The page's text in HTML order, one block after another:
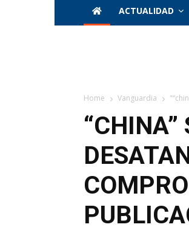
ACTUALIDAD
Home Vanguardia
“CHINA”